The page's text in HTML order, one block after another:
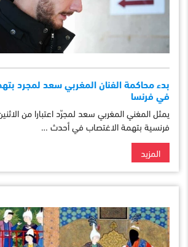
بدء محاكمة الفنان المغربي سعد لمجرد
في فرنسا
يمثل المغني المغربي سعد لمجرّد اعتبارا من
فرنسية بتهمة الاغتصاب في أحدث …
المزيد